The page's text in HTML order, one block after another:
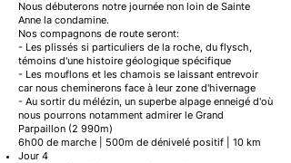
Nous débuterons notre journée non loin de Sainte
Anne la condamine.
Nos compagnons de route seront:
- Les plissés si particuliers de la roche, du flysch,
témoins d'une histoire géologique spécifique
- Les mouflons et les chamois se laissant entrevoir
car nous cheminerons face à leur zone d'hivernage
- Au sortir du mélézin, un superbe alpage enneigé d'où
nous pourrons notamment admirer le Grand
Parpaillon (2 990m)
6h00 de marche | 500m de dénivelé positif | 10 km
Jour 4